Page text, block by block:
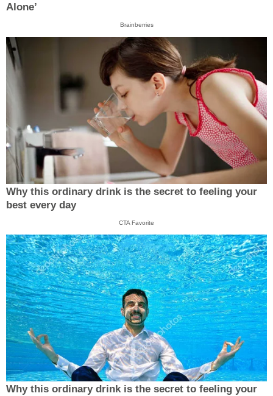
Alone’
Brainberries
Why this ordinary drink is the secret to feeling your
best every day
CTA Favorite
Why this ordinary drink is the secret to feeling your